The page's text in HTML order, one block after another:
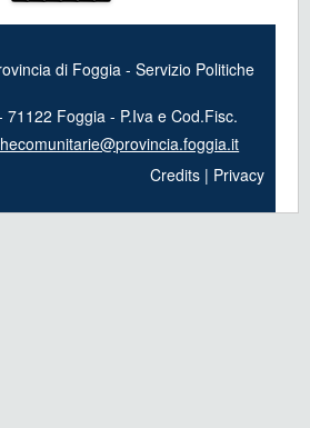
di Foggia - Servizio Politiche
71122 Foggia - P.Iva e Cod.Fisc.
Credits | Privacy